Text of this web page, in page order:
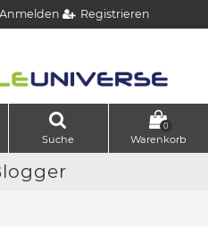
Anmelden Registrieren
Suche
0
Warenkorb